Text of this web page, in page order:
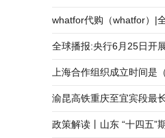
有关 当前快看
whatfor代购（whatfor）|
全球播报:央行6月25日开
购操作
上海合作组织成立时间是
间）
渝昆高铁重庆至宜宾段最
政策解读丨山东 “十四五”